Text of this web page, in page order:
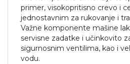
primer, visokopritisno crevo i
jednostavnim za rukovanje i
Važne komponente mašine
servisne zadatke i učinkovito
sigurnosnim ventilima, kao i
vodu.